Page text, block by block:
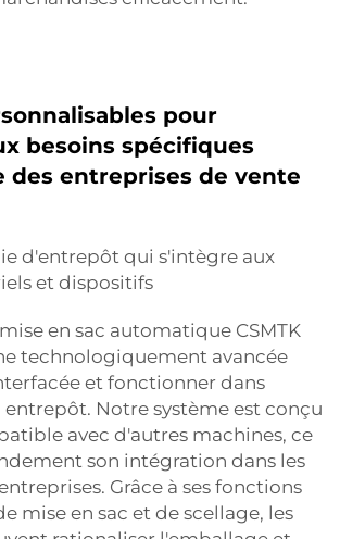
pour
besoins spécifiques
des entreprises de vente
d'entrepôt qui s'intègre aux
et dispositifs
en sac automatique CSMTK
technologiquement avancée
et fonctionner dans
Notre système est conçu
avec d'autres machines, ce
son intégration dans les
Grâce à ses fonctions
mise en sac et de scellage, les